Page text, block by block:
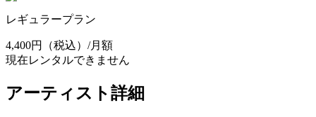
レギュラープラン
4,400円
（税込）/月額
現在レンタルできません
アーティスト詳細